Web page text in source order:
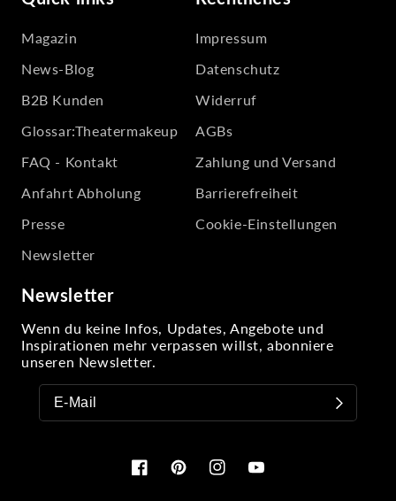
Magazin
News-Blog
B2B Kunden
Glossar:Theatermakeup
FAQ - Kontakt
Anfahrt Abholung
Presse
Newsletter
Impressum
Datenschutz
Widerruf
AGBs
Zahlung und Versand
Barrierefreiheit
Cookie-Einstellungen
Newsletter
Wenn du keine Infos, Updates, Angebote und
Inspirationen mehr verpassen willst, abonniere
unseren Newsletter.
FacebookPinterestInstagramYouTube